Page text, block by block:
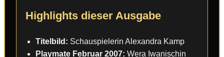
Highlights dieser Ausgabe
Titelbild: Schauspielerin Alexandra Kamp
Playmate Februar 2007: Wera Iwanischin